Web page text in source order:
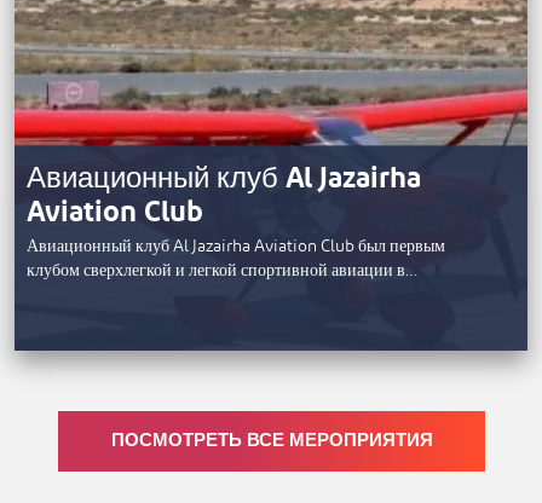
Авиационный клуб Al Jazairha
Aviation Club
Авиационный клуб Al Jazairha Aviation Club был первым
клубом сверхлегкой и легкой спортивной авиации в…
ПОСМОТРЕТЬ ВСЕ МЕРОПРИЯТИЯ